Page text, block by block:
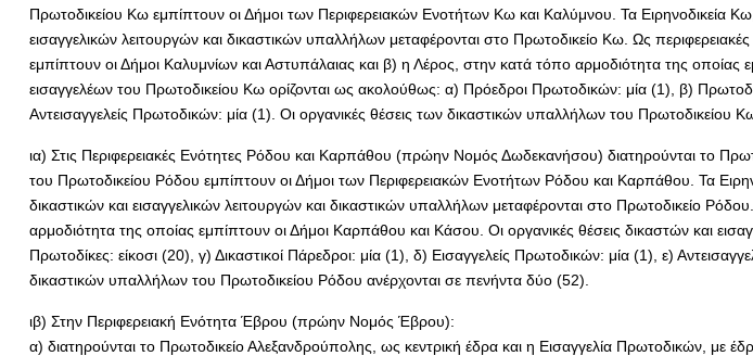
Πρωτοδικείου Κω εμπίπτουν οι Δήμοι των Περιφερειακών Ενοτήτων Κω και Καλύμνου. Τα Ειρηνοδικεία
εισαγγελικών λειτουργών και δικαστικών υπαλλήλων μεταφέρονται στο Πρωτοδικείο Κω. Ως
εμπίπτουν οι Δήμοι Καλυμνίων και Αστυπάλαιας και β) η Λέρος, στην κατά τόπο αρμοδιότητα της
εισαγγελέων του Πρωτοδικείου Κω ορίζονται ως ακολούθως: α) Πρόεδροι Πρωτοδικών: μία (1), β)
Αντεισαγγελείς Πρωτοδικών: μία (1). Οι οργανικές θέσεις των δικαστικών υπαλλήλων του Πρωτοδικείου
ια) Στις Περιφερειακές Ενότητες Ρόδου και Καρπάθου (πρώην Νομός Δωδεκανήσου) διατηρούνται το
του Πρωτοδικείου Ρόδου εμπίπτουν οι Δήμοι των Περιφερειακών Ενοτήτων Ρόδου και Καρπάθου. Τα
δικαστικών και εισαγγελικών λειτουργών και δικαστικών υπαλλήλων μεταφέρονται στο Πρωτοδικείο
αρμοδιότητα της οποίας εμπίπτουν οι Δήμοι Καρπάθου και Κάσου. Οι οργανικές θέσεις δικαστών και
Πρωτοδίκες: είκοσι (20), γ) Δικαστικοί Πάρεδροι: μία (1), δ) Εισαγγελείς Πρωτοδικών: μία (1), ε)
δικαστικών υπαλλήλων του Πρωτοδικείου Ρόδου ανέρχονται σε πενήντα δύο (52).
ιβ) Στην Περιφερειακή Ενότητα Έβρου (πρώην Νομός Έβρου):
α) διατηρούνται το Πρωτοδικείο Αλεξανδρούπολης, ως κεντρική έδρα και η Εισαγγελία Πρωτοδικών, με